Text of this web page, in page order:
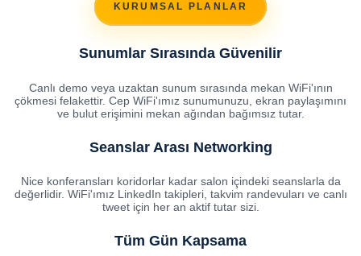
KURUMSAL PLANLAR
Sunumlar Sırasında Güvenilir
Canlı demo veya uzaktan sunum sırasında mekan WiFi'ının
çökmesi felakettir. Cep WiFi'ımız sunumunuzu, ekran paylaşımını
ve bulut erişimini mekan ağından bağımsız tutar.
Seanslar Arası Networking
Nice konferansları koridorlar kadar salon içindeki seanslarla da
değerlidir. WiFi'ımız LinkedIn takipleri, takvim randevuları ve canlı
tweet için her an aktif tutar sizi.
Tüm Gün Kapsama